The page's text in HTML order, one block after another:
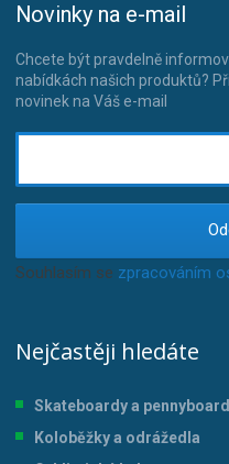
Novinky na e-mail
Chcete být pravdelně
nabídkách našich produktů?
novinek na Váš e-mail
Souhlasím se zpracováním
Nejčastěji hledáte
Skateboardy a
Koloběžky a odrážedla